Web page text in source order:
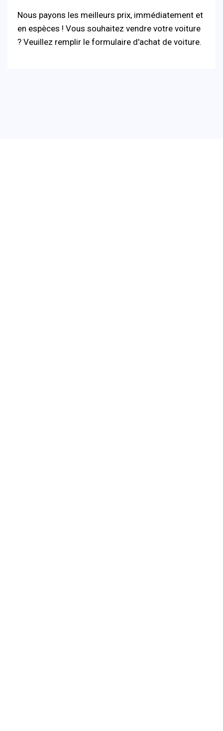
Nous payons les meilleurs prix, immédiatement et
en espèces ! Vous souhaitez vendre votre voiture
? Veuillez remplir le formulaire d'achat de voiture.